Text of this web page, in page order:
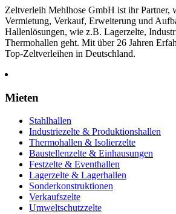
Zeltverleih Mehlhose GmbH ist ihr Partner,
Vermietung, Verkauf, Erweiterung und
Hallenlösungen, wie z.B. Lagerzelte,
Thermohallen geht. Mit über 26 Jahren
Top-Zeltverleihen in Deutschland.
Mieten
Stahlhallen
Industriezelte & Produktionshallen
Thermohallen & Isolierzelte
Baustellenzelte & Einhausungen
Festzelte & Eventhallen
Lagerzelte & Lagerhallen
Sonderkonstruktionen
Verkaufszelte
Umweltschutzzelte